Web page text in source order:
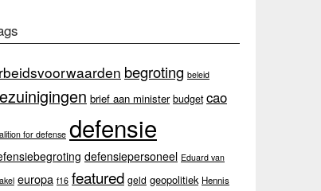
begroting beleid
brief aan minister budget cao
for defense defensie
defensiepersoneel Eduard van
europa f16 featured geld geopolitiek Hennis